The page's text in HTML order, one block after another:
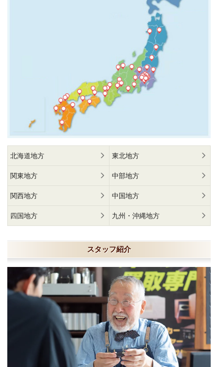
北海道地方 東北地方
関東地方 中部地方
関西地方 中国地方
四国地方 九州・沖縄地方
スタッフ紹介